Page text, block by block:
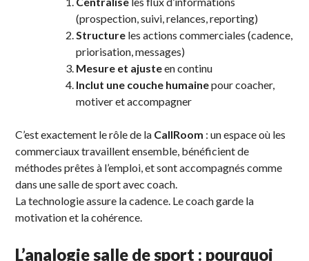
(prospection, suivi, relances, reporting)
Structure les actions commerciales (cadence,
priorisation, messages)
Mesure et ajusteen continu
Inclut une couche humainepour coacher,
motiver et accompagner
C’est exactement le rôle de la CallRoom : un espace où les
commerciaux travaillent ensemble, bénéficient de
méthodes prêtes à l’emploi, et sont accompagnés comme
dans une salle de sport avec coach.
La technologie assure la cadence. Le coach garde la
motivation et la cohérence.
L’analogie salle de sport : pourquoi